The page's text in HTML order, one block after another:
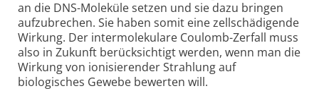
an die DNS-Moleküle setzen und sie dazu bringen
aufzubrechen. Sie haben somit eine zellschädigende
Wirkung. Der intermolekulare Coulomb-Zerfall muss
also in Zukunft berücksichtigt werden, wenn man die
Wirkung von ionisierender Strahlung auf
biologisches Gewebe bewerten will.